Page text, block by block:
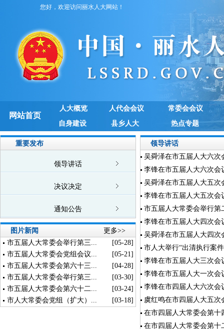
您好，欢迎访问丽水人大网站！
网站首页
人大概览 人代会会议
常委会会议
自身建设
县乡人大 热点专题
重要发布
领导讲话
决议决定
通知公告
图片新闻
更多>>
市五届人大常委会举行第三...
[05-28]
市五届人大常委会党组会议...
[05-21]
市五届人大常委会第六十三...
[04-28]
市五届人大常委会举行第三...
[03-30]
市五届人大常委会第六十二...
[03-24]
市人大常委会党组（扩大）...
[03-18]
领导讲话
吴舜泽在市五届人大六次
李锋在市五届人大六次会
吴舜泽在市五届人大五次
李锋在市五届人大五次会
市五届人大常委会举行第
李锋在市五届人大四次会
吴舜泽在市五届人大四次
市人大举行“出清执行案
李锋在市五届人大三次会
李锋在市五届人大一次会
李锋在市四届人大六次会
虞红鸣在市四届人大五次
在市四届人大常委会第十
在市四届人大常委会第十